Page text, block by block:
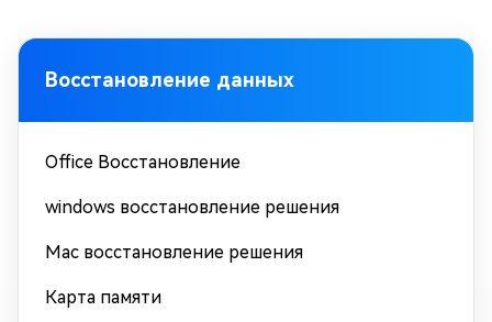
Восстановление данных
Office Восстановление
windows восстановление решения
Mac восстановление решения
Карта памяти